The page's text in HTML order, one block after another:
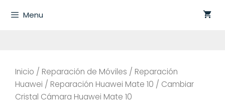
Menu
Inicio / Reparación de Móviles / Reparación
Huawei / Reparación Huawei Mate 10 / Cambiar
Cristal Cámara Huawei Mate 10